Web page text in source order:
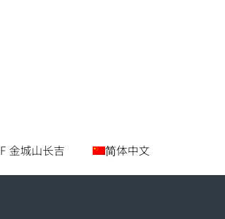
F 金城山长吉 简体中文